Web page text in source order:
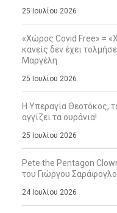
25 Ιουλίου 2026
«Χώρος Covid Free» =
κανείς δεν έχει
Μαργέλη
25 Ιουλίου 2026
Η Υπεραγία Θεοτόκος,
αγγίζει τα ουράνια!
25 Ιουλίου 2026
Pete the Pentagon
του Γιώργου
24 Ιουλίου 2026